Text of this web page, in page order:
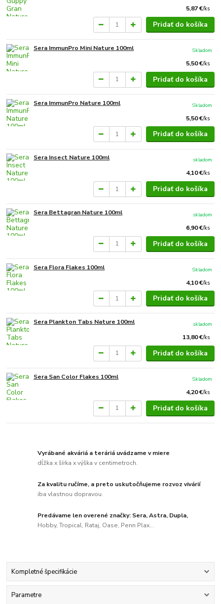
5,87 €/ks
Pridať do košíka
Sera ImmunPro Mini Nature 100ml
5,50 €/ks
Skladom
Pridať do košíka
Sera ImmunPro Nature 100ml
5,50 €/ks
Skladom
Pridať do košíka
Sera Insect Nature 100ml
4,10 €/ks
skladom
Pridať do košíka
Sera Bettagran Nature 100ml
6,90 €/ks
skladom
Pridať do košíka
Sera Flora Flakes 100ml
4,10 €/ks
Skladom
Pridať do košíka
Sera Plankton Tabs Nature 100ml
13,80 €/ks
skladom
Pridať do košíka
Sera San Color Flakes 100ml
4,20 €/ks
Skladom
Pridať do košíka
Vyrábané akváriá a teráriá uvádzame v miere
dĺžka x šírka x výška v centimetroch.
Za kvalitu ručíme, a preto uskutočňujeme rozvoz vivárií
iba vlastnou dopravou.
Predávame len overené značky: Sera, Astra, Dupla,
Hobby, Tropical, Rataj, Oase, Penn Plax...
Kompletné špecifikácie
Parametre